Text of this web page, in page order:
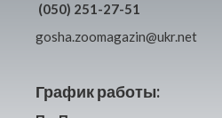
(050) 251-27-51
gosha.zoomagazin@ukr.net
График работы: